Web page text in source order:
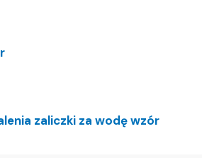
zaliczki za wodę wzór